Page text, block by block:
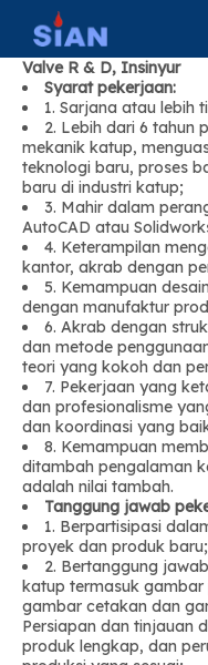
Valve R & D, Insinyur
Syarat pekerjaan:
1. Sarjana atau lebih
2. Lebih dari 6 tahun
mekanik katup,
teknologi baru, proses
baru di industri katup;
3. Mahir dalam
AutoCAD atau
4. Keterampilan
kantor, akrab dengan
5. Kemampuan
dengan manufaktur
6. Akrab dengan
dan metode
teori yang kokoh dan
7. Pekerjaan yang
dan profesionalisme
dan koordinasi yang
8. Kemampuan
ditambah pengalaman
adalah nilai tambah.
Tanggung jawab
1. Berpartisipasi
proyek dan produk baru;
2. Bertanggung
katup termasuk
gambar cetakan dan
Persiapan dan tinjauan
produk lengkap, dan